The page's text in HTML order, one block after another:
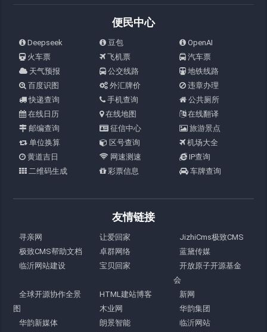
便民中心
Deepseek 豆包
OpenAI
火车票
飞机票
汽车票
天气预报
公交线路
地铁线路
百度识图
外汇牌价
违章办理
快递查询
手机查询
公共厕所
在线日历
在线地图
在线翻译
邮编查询
征信中心
旅游景点
单位换算
区号查询
机场大全
黄道吉日
网速测速
IP查询
二维码生成
彩票信息 车牌查询
友情链接
寻亲网 让爱回家
JizhiCms极致CMS
极致CMS帮助文档
卓群网络
蓝黛传媒
临沂网站建设
宝贝回家
开放原子开源基金
会
全球开源协作全景
图
HTML建站博客
新网
木业网
华韵集团
华韵新媒体
朗景智能
临沂网站